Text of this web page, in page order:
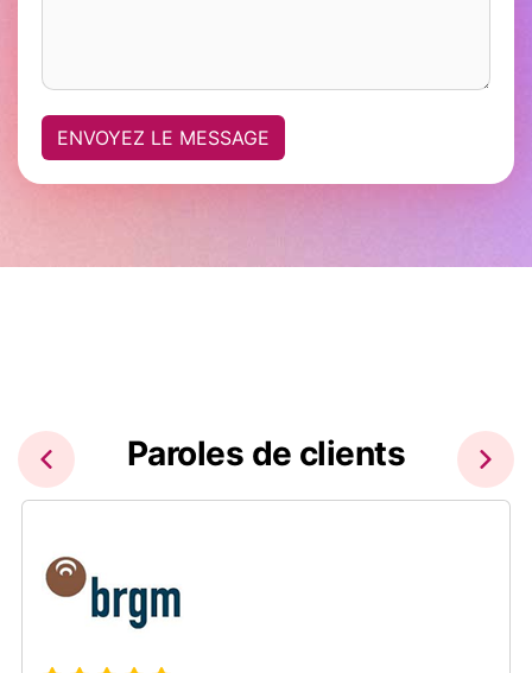
ENVOYEZ LE MESSAGE
Paroles de clients